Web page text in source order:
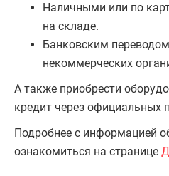
Наличными или по
на складе.
Банковским
некоммерческих
А также приобрести
кредит через официальных
Подробнее с информацией
ознакомиться на странице